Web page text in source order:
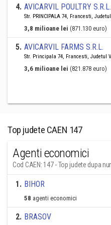
4. AVICARVIL POULTRY S.R.L.
Str. PRINCIPALA 74, Francesti,
3,8 milioane lei (871.130 euro)
5. AVICARVIL FARMS S.R.L.
Str. Principala 74, Francesti, Judetul
3,6 milioane lei (821.878 euro)
Top judete CAEN 147
Agenti economici
Cod CAEN: 147 - Top judete dupa
1. BIHOR
58 agenti economici
2. BRASOV